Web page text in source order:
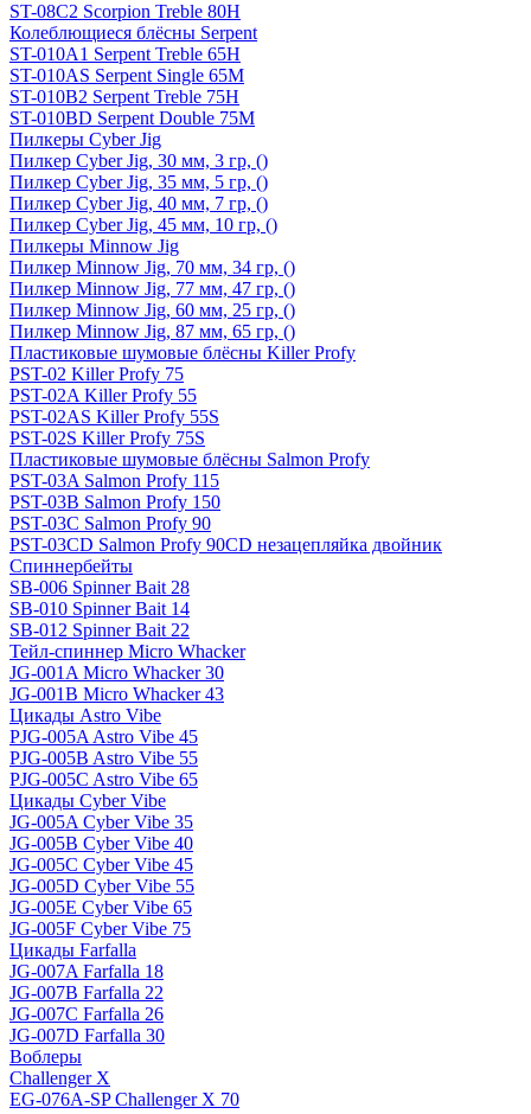
ST-08C2 Scorpion Treble 80H
Колеблющиеся блёсны Serpent
ST-010A1 Serpent Treble 65H
ST-010AS Serpent Single 65M
ST-010B2 Serpent Treble 75H
ST-010BD Serpent Double 75M
Пилкеры Cyber Jig
Пилкер Cyber Jig, 30 мм, 3 гр, ()
Пилкер Cyber Jig, 35 мм, 5 гр, ()
Пилкер Cyber Jig, 40 мм, 7 гр, ()
Пилкер Cyber Jig, 45 мм, 10 гр, ()
Пилкеры Minnow Jig
Пилкер Minnow Jig, 70 мм, 34 гр, ()
Пилкер Minnow Jig, 77 мм, 47 гр, ()
Пилкер Minnow Jig, 60 мм, 25 гр, ()
Пилкер Minnow Jig, 87 мм, 65 гр, ()
Пластиковые шумовые блёсны Killer Profy
PST-02 Killer Profy 75
PST-02A Killer Profy 55
PST-02AS Killer Profy 55S
PST-02S Killer Profy 75S
Пластиковые шумовые блёсны Salmon Profy
PST-03A Salmon Profy 115
PST-03B Salmon Profy 150
PST-03C Salmon Profy 90
PST-03CD Salmon Profy 90CD незацепляйка двойник
Спиннербейты
SB-006 Spinner Bait 28
SB-010 Spinner Bait 14
SB-012 Spinner Bait 22
Тейл-спиннер Micro Whacker
JG-001A Micro Whacker 30
JG-001B Micro Whacker 43
Цикады Astro Vibe
PJG-005A Astro Vibe 45
PJG-005B Astro Vibe 55
PJG-005C Astro Vibe 65
Цикады Cyber Vibe
JG-005A Cyber Vibe 35
JG-005B Cyber Vibe 40
JG-005C Cyber Vibe 45
JG-005D Cyber Vibe 55
JG-005E Cyber Vibe 65
JG-005F Cyber Vibe 75
Цикады Farfalla
JG-007A Farfalla 18
JG-007B Farfalla 22
JG-007C Farfalla 26
JG-007D Farfalla 30
Воблеры
Challenger X
EG-076A-SP Challenger X 70